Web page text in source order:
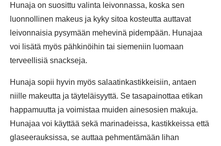
Hunaja on suosittu valinta leivonnassa, koska sen
luonnollinen makeus ja kyky sitoa kosteutta auttavat
leivonnaisia pysymään mehevinä pidempään. Hunajaa
voi lisätä myös pähkinöihin tai siemeniin luomaan
terveellisiä snackseja.
Hunaja sopii hyvin myös salaatinkastikkeisiin, antaen
niille makeutta ja täyteläisyyttä. Se tasapainottaa etikan
happamuutta ja voimistaa muiden ainesosien makuja.
Hunajaa voi käyttää sekä marinadeissa, kastikkeissa että
glaseerauksissa, se auttaa pehmentämään lihan